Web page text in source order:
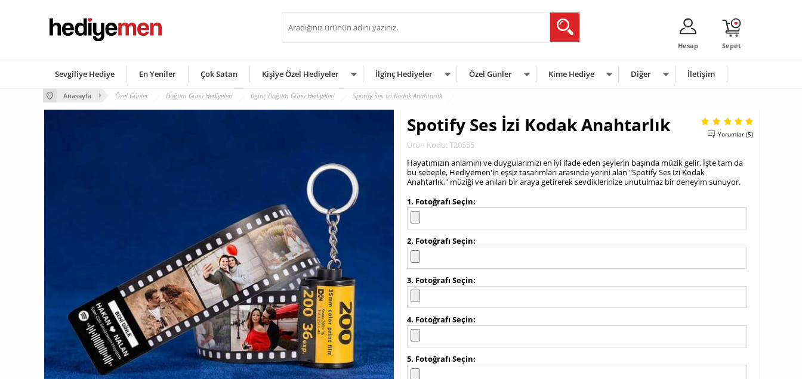
Sepet
Hesap
Sevgiliye Hediye En Yeniler Çok Satan Kişiye Özel Hediyeler İlginç Hediyeler Özel Günler Kime Hediye Diğer İletişim
Anasayfa Özel Günler Doğum Günü Hediyeleri İlginç Doğum Günü Hediyeleri Spotify Ses İzi Kodak Anahtarlık
Spotify Ses İzi Kodak Anahtarlık
Ürün Kodu: T20555
Yorumlar (5)
Hayatımızın anlamını ve duygularımızı en iyi ifade eden şeylerin başında müzik gelir. İşte tam da
bu sebeple, Hediyemen'in eşsiz tasarımları arasında yerini alan "Spotify Ses İzi Kodak
Anahtarlık," müziği ve anıları bir araya getirerek sevdiklerinize unutulmaz bir deneyim sunuyor.
1. Fotoğrafı Seçin
2. Fotoğrafı Seçin
3. Fotoğrafı Seçin
4. Fotoğrafı Seçin
5. Fotoğrafı Seçin